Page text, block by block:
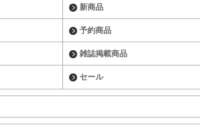
新商品
予約商品
雑誌掲載商品
セール